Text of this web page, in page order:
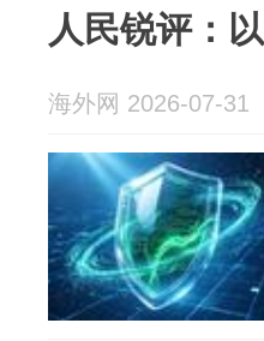
人民锐评：
海外网 2026-07-31